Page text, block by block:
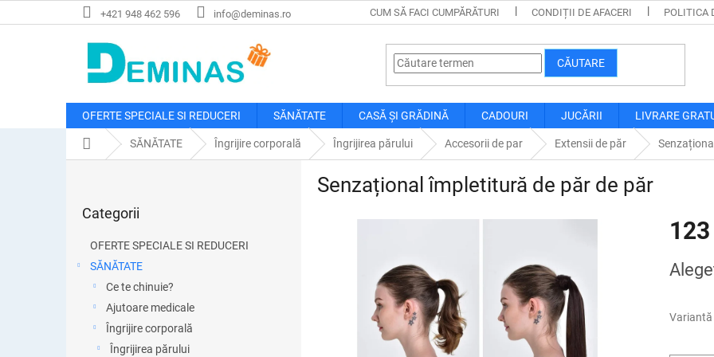
la
+421 948 462 596 info@deminas.ro CUM SĂ FACI CUMPĂRĂTURI CONDIȚII DE AFACERI POLITICA
CĂUTARE
OFERTE SPECIALE SI REDUCERI SĂNĂTATE CASĂ ȘI GRĂDINĂ CADOURI JUCĂRII LIVRARE
Acasă SĂNĂTATE Îngrijire corporală Îngrijirea părului Accesorii de par Extensii de păr
peste
Categorii
OFERTE SPECIALE SI REDUCERI
SĂNĂTATE
Ce te chinuie?
Ajutoare medicale
Îngrijire corporală
Îngrijirea părului
Senzațional împletitură de păr de păr
123
preţ:
Variantă